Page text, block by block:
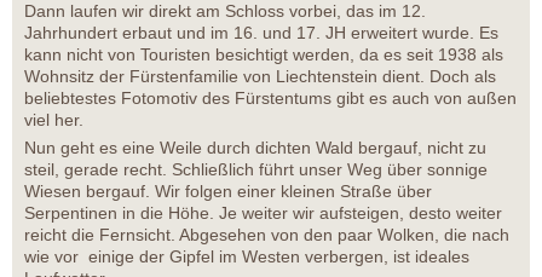
Dann laufen wir direkt am Schloss vorbei, das im 12.
Jahrhundert erbaut und im 16. und 17. JH erweitert wurde. Es
kann nicht von Touristen besichtigt werden, da es seit 1938 als
Wohnsitz der Fürstenfamilie von Liechtenstein dient. Doch als
beliebtestes Fotomotiv des Fürstentums gibt es auch von außen
viel her.
Nun geht es eine Weile durch dichten Wald bergauf, nicht zu
steil, gerade recht. Schließlich führt unser Weg über sonnige
Wiesen bergauf. Wir folgen einer kleinen Straße über
Serpentinen in die Höhe. Je weiter wir aufsteigen, desto weiter
reicht die Fernsicht. Abgesehen von den paar Wolken, die nach
wie vor einige der Gipfel im Westen verbergen, ist ideales